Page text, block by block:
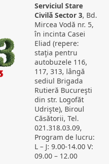
Serviciul Stare
Civilă Sector 3, Bd.
Mircea Vodă nr. 5,
în incinta Casei
Eliad (repere:
staţia pentru
autobuzele 116,
117, 313, lângă
sediul Brigada
Rutieră Bucureşti
din str. Logofăt
Udrişte), Biroul
Căsătorii, Tel.
021.318.03.09,
Program de lucru:
L – J: 9.00-14.00 V:
09.00 – 12.00